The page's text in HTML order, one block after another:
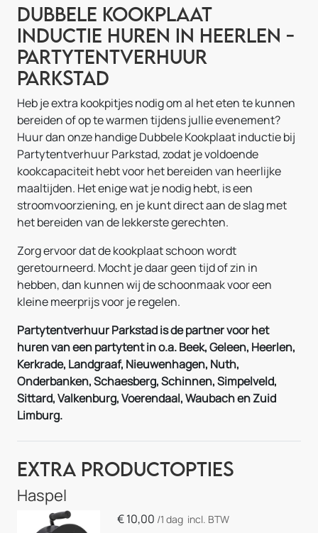
Dubbele Kookplaat
inductie huren in Heerlen -
Partytentverhuur
Parkstad
Heb je extra kookpitjes nodig om al het eten te kunnen
bereiden of op te warmen tijdens jullie evenement?
Huur dan onze handige Dubbele Kookplaat inductie bij
Partytentverhuur Parkstad, zodat je voldoende
kookcapaciteit hebt voor het bereiden van heerlijke
maaltijden. Het enige wat je nodig hebt, is een
stroomvoorziening, en je kunt direct aan de slag met
het bereiden van de lekkerste gerechten.
Zorg ervoor dat de kookplaat schoon wordt
geretourneerd. Mocht je daar geen tijd of zin in
hebben, dan kunnen wij de schoonmaak voor een
kleine meerprijs voor je regelen.
Partytentverhuur Parkstad is de partner voor het
huren van een partytent in o.a. Beek, Geleen, Heerlen,
Kerkrade, Landgraaf, Nieuwenhagen, Nuth,
Onderbanken, Schaesberg, Schinnen, Simpelveld,
Sittard, Valkenburg, Voerendaal, Waubach en Zuid
Limburg.
Extra Productopties
Haspel
€10,00 /1 dag incl. BTW